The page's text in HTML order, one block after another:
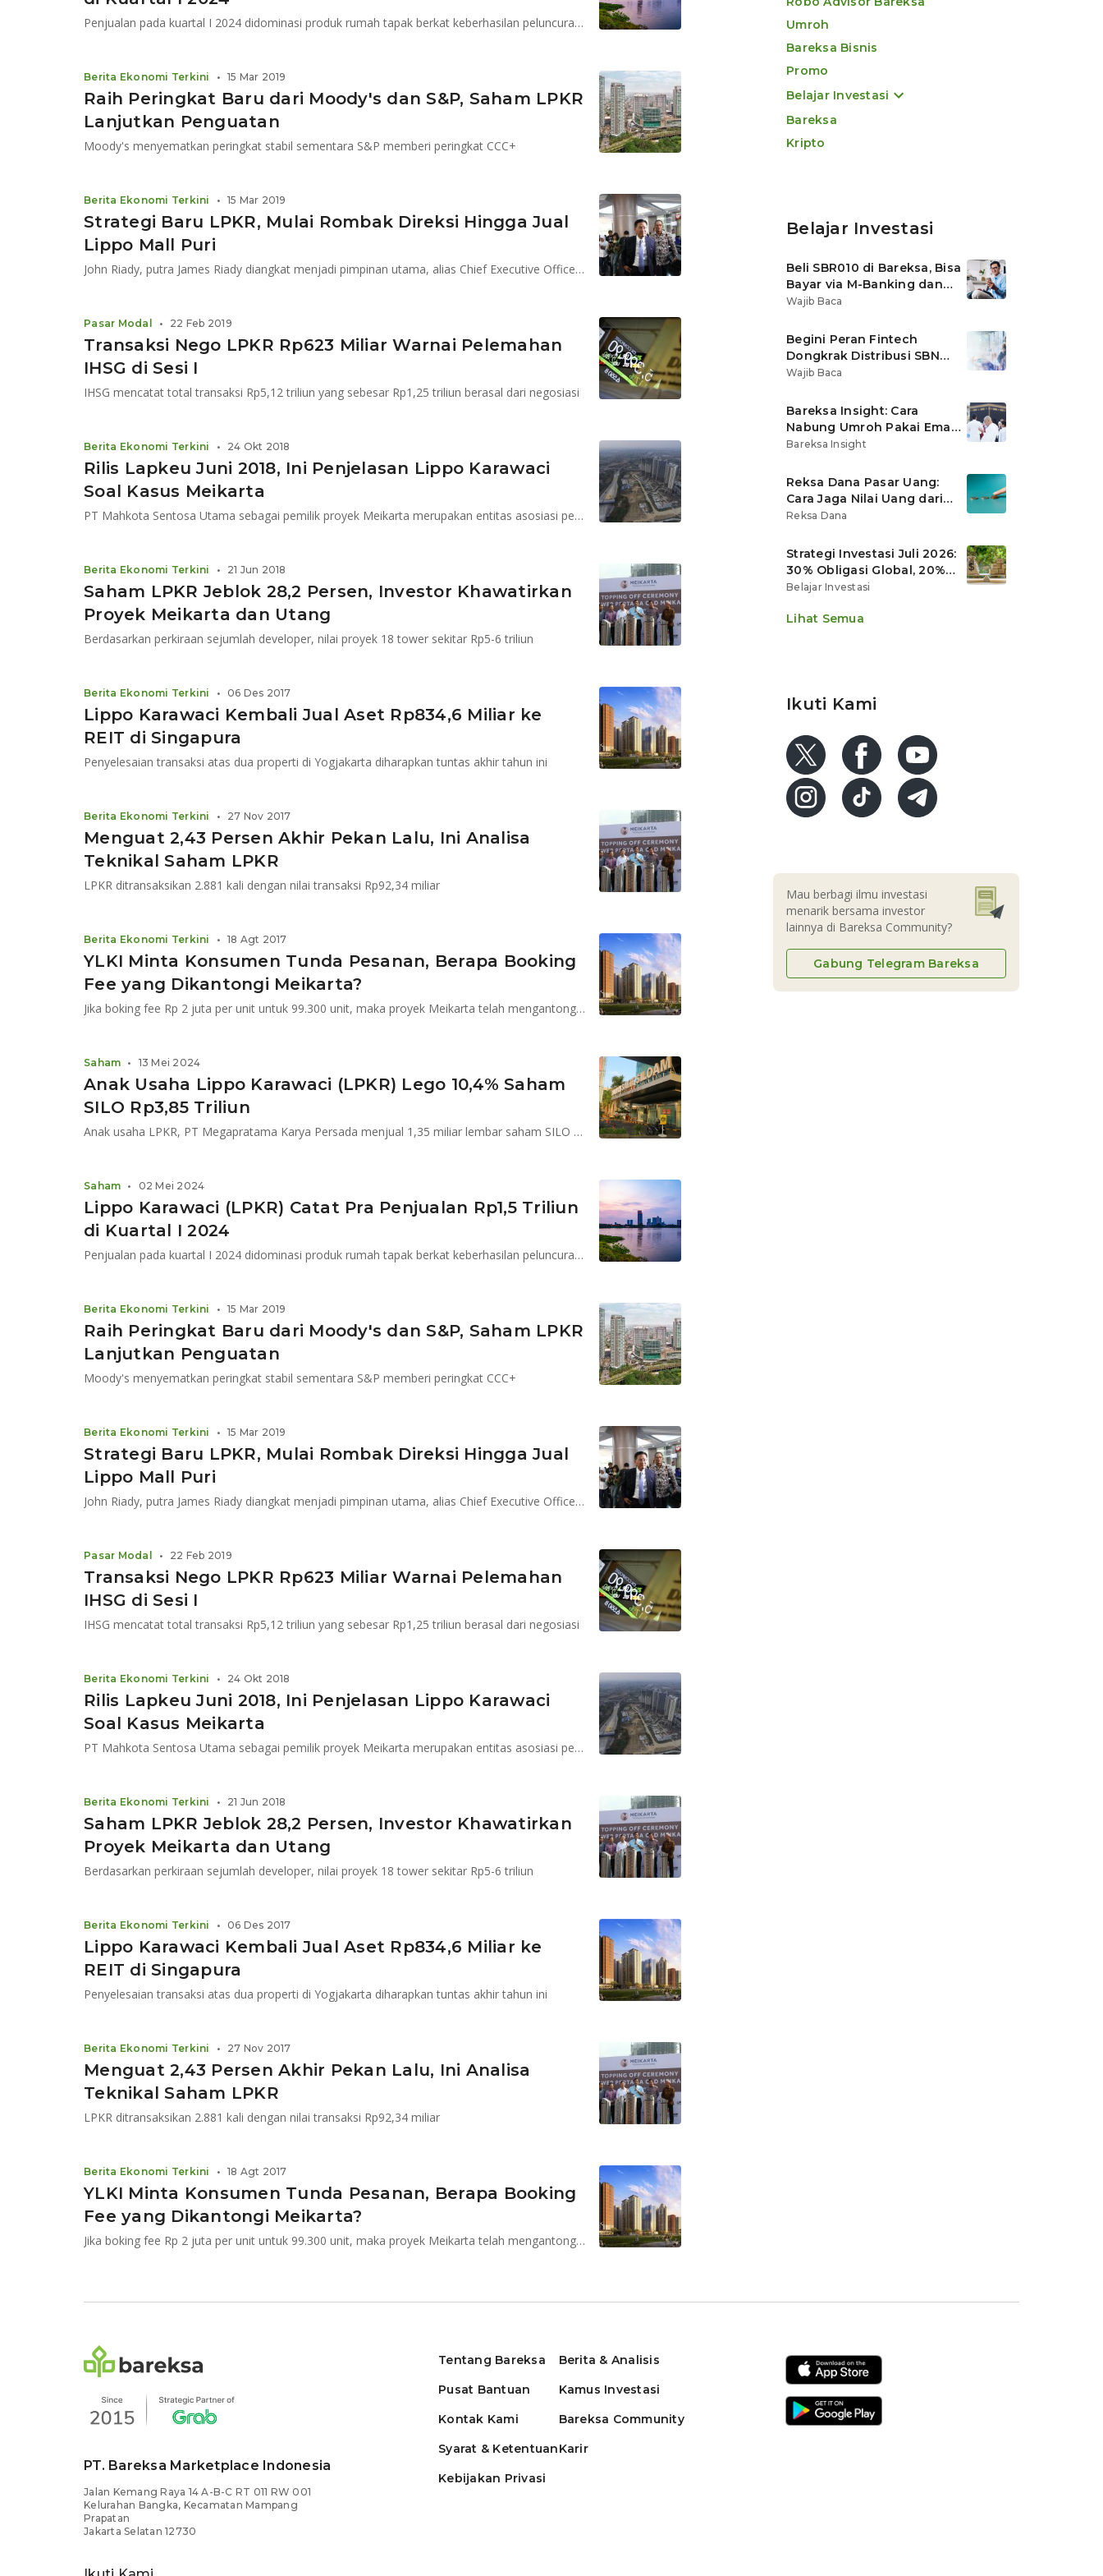
Penjualan pada kuartal I 2024 didominasi produk rumah tapak berkat keberhasilan peluncuran Park Serpong
Raih Peringkat Baru dari Moody's dan S&P, Saham LPKR
Lanjutkan Penguatan
Moody's menyematkan peringkat stabil sementara S&P memberi peringkat CCC+
Berita Ekonomi Terkini • 15 Mar 2019
Strategi Baru LPKR, Mulai Rombak Direksi Hingga Jual
Lippo Mall Puri
John Riady, putra James Riady diangkat menjadi pimpinan utama, alias Chief Executive Officer (CEO)
Berita Ekonomi Terkini • 15 Mar 2019
Transaksi Nego LPKR Rp623 Miliar Warnai Pelemahan
IHSG di Sesi I
IHSG mencatat total transaksi Rp5,12 triliun yang sebesar Rp1,25 triliun berasal dari negosiasi
Pasar Modal • 22 Feb 2019
Rilis Lapkeu Juni 2018, Ini Penjelasan Lippo Karawaci
Soal Kasus Meikarta
PT Mahkota Sentosa Utama sebagai pemilik proyek Meikarta merupakan entitas asosiasi perseroan
Berita Ekonomi Terkini • 24 Okt 2018
Saham LPKR Jeblok 28,2 Persen, Investor Khawatirkan
Proyek Meikarta dan Utang
Berdasarkan perkiraan sejumlah developer, nilai proyek 18 tower sekitar Rp5-6 triliun
Berita Ekonomi Terkini • 21 Jun 2018
Lippo Karawaci Kembali Jual Aset Rp834,6 Miliar ke
REIT di Singapura
Penyelesaian transaksi atas dua properti di Yogjakarta diharapkan tuntas akhir tahun ini
Berita Ekonomi Terkini • 06 Des 2017
Menguat 2,43 Persen Akhir Pekan Lalu, Ini Analisa
Teknikal Saham LPKR
LPKR ditransaksikan 2.881 kali dengan nilai transaksi Rp92,34 miliar
Berita Ekonomi Terkini • 27 Nov 2017
YLKI Minta Konsumen Tunda Pesanan, Berapa Booking
Fee yang Dikantongi Meikarta?
Jika boking fee Rp 2 juta per unit untuk 99.300 unit, maka proyek Meikarta telah mengantongi nilai pesanan Rp 198 miliar
Berita Ekonomi Terkini • 18 Agt 2017
Anak Usaha Lippo Karawaci (LPKR) Lego 10,4% Saham
SILO Rp3,85 Triliun
Anak usaha LPKR, PT Megapratama Karya Persada menjual 1,35 miliar lembar saham SILO kepada Sight Investment Company Pte, Singapura
Saham • 13 Mei 2024
Lippo Karawaci (LPKR) Catat Pra Penjualan Rp1,5 Triliun
di Kuartal I 2024
Penjualan pada kuartal I 2024 didominasi produk rumah tapak berkat keberhasilan peluncuran Park Serpong
Saham • 02 Mei 2024
Raih Peringkat Baru dari Moody's dan S&P, Saham LPKR
Lanjutkan Penguatan
Moody's menyematkan peringkat stabil sementara S&P memberi peringkat CCC+
Berita Ekonomi Terkini • 15 Mar 2019
Strategi Baru LPKR, Mulai Rombak Direksi Hingga Jual
Lippo Mall Puri
John Riady, putra James Riady diangkat menjadi pimpinan utama, alias Chief Executive Officer (CEO)
Berita Ekonomi Terkini • 15 Mar 2019
Transaksi Nego LPKR Rp623 Miliar Warnai Pelemahan
IHSG di Sesi I
IHSG mencatat total transaksi Rp5,12 triliun yang sebesar Rp1,25 triliun berasal dari negosiasi
Pasar Modal • 22 Feb 2019
Rilis Lapkeu Juni 2018, Ini Penjelasan Lippo Karawaci
Soal Kasus Meikarta
PT Mahkota Sentosa Utama sebagai pemilik proyek Meikarta merupakan entitas asosiasi perseroan
Berita Ekonomi Terkini • 24 Okt 2018
Saham LPKR Jeblok 28,2 Persen, Investor Khawatirkan
Proyek Meikarta dan Utang
Berdasarkan perkiraan sejumlah developer, nilai proyek 18 tower sekitar Rp5-6 triliun
Berita Ekonomi Terkini • 21 Jun 2018
Lippo Karawaci Kembali Jual Aset Rp834,6 Miliar ke
REIT di Singapura
Penyelesaian transaksi atas dua properti di Yogjakarta diharapkan tuntas akhir tahun ini
Berita Ekonomi Terkini • 06 Des 2017
Menguat 2,43 Persen Akhir Pekan Lalu, Ini Analisa
Teknikal Saham LPKR
LPKR ditransaksikan 2.881 kali dengan nilai transaksi Rp92,34 miliar
Berita Ekonomi Terkini • 27 Nov 2017
YLKI Minta Konsumen Tunda Pesanan, Berapa Booking
Fee yang Dikantongi Meikarta?
Jika boking fee Rp 2 juta per unit untuk 99.300 unit, maka proyek Meikarta telah mengantongi nilai pesanan Rp 198 miliar
Berita Ekonomi Terkini • 18 Agt 2017
Umroh
Bareksa Bisnis
Promo
Belajar Investasi
Bareksa
Kripto
Belajar Investasi
Beli SBR010 di Bareksa, Bisa
Bayar via M-Banking dan
OVO di Tokopedia
Wajib Baca
Begini Peran Fintech
Dongkrak Distribusi SBN
Ritel
Wajib Baca
Bareksa Insight: Cara
Nabung Umroh Pakai Emas
Digital agar Nilainya
Bareksa Insight
Reksa Dana Pasar Uang:
Cara Jaga Nilai Uang dari
Gerusan Inflasi
Reksa Dana
Strategi Investasi Juli 2026:
30% Obligasi Global, 20%
Emas, Saham Ekspor Jadi
Belajar Investasi
Lihat Semua
Ikuti Kami
Mau berbagi ilmu investasi
menarik bersama investor
lainnya di Bareksa Community?
Gabung Telegram Bareksa
PT. Bareksa Marketplace Indonesia
Jalan Kemang Raya 14 A-B-C RT 011 RW 001
Kelurahan Bangka, Kecamatan Mampang
Prapatan
Jakarta Selatan 12730
Tentang Bareksa
Pusat Bantuan
Kontak Kami
Syarat & Ketentuan
Kebijakan Privasi
Berita & Analisis
Kamus Investasi
Bareksa Community
Karir